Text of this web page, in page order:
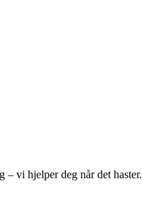
– vi hjelper deg når det haster.